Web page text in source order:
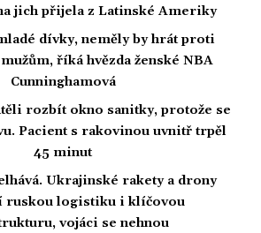
jich přijela z Latinské Ameriky
dívky, neměly by hrát proti
říká hvězda ženské NBA
Cunninghamová
rozbít okno sanitky, protože se
Pacient s rakovinou uvnitř trpěl
45 minut
Ukrajinské rakety a drony
ruskou logistiku i klíčovou
vojáci se nehnou